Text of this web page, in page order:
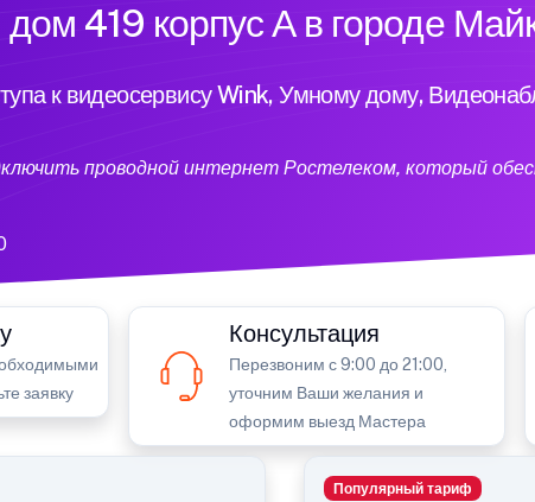
419 корпус А в городе
к видеосервису Wink, Умному дому,
проводной интернет Ростелеком, который
заявку
Консультация
Перезвоним с 9:00 до 21:00,
уточним Ваши желания и
оформим выезд Мастера
Популярный тариф